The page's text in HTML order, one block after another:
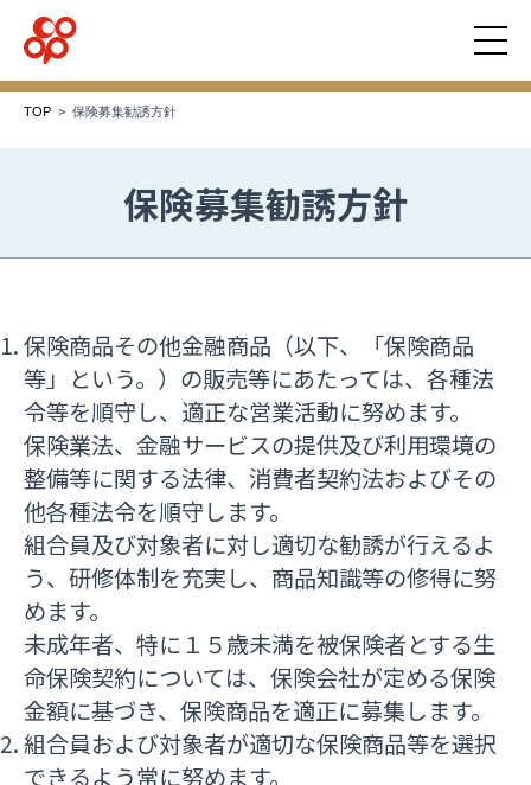
TOP 保険募集勧誘方針
保険募集勧誘方針
保険商品その他金融商品（以下、「保険商品
等」という。）の販売等にあたっては、各種法
令等を順守し、適正な営業活動に努めます。
保険業法、金融サービスの提供及び利用環境の
整備等に関する法律、消費者契約法およびその
他各種法令を順守します。
組合員及び対象者に対し適切な勧誘が行えるよ
う、研修体制を充実し、商品知識等の修得に努
めます。
未成年者、特に１５歳未満を被保険者とする生
命保険契約については、保険会社が定める保険
金額に基づき、保険商品を適正に募集します。
組合員および対象者が適切な保険商品等を選択
できるよう常に努めます。